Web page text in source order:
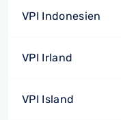
VPI Indonesien
VPI Irland
VPI Island